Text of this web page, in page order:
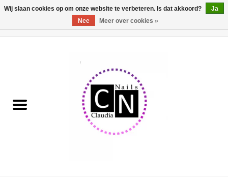
Pedicure producten
Wij slaan cookies op om onze website te verbeteren. Is dat akkoord?
Ja
Nee
Meer over cookies »